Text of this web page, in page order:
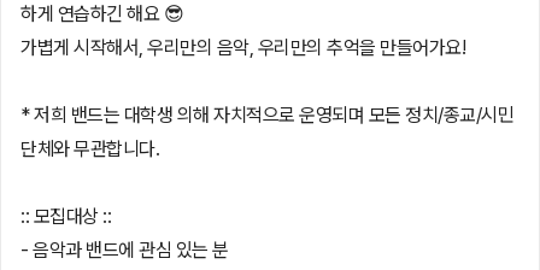
하게 연습하긴 해요 😎
가볍게 시작해서, 우리만의 음악, 우리만의 추억을 만들어가요!
* 저희 밴드는 대학생 의해 자치적으로 운영되며 모든 정치/종교/시민
단체와 무관합니다.
:: 모집대상 ::
- 음악과 밴드에 관심 있는 분